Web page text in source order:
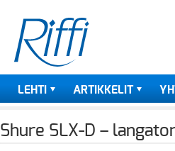
LEHTI ARTIKKELIT
Shure SLX-D –